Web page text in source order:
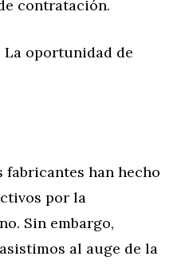
contratación.
La oportunidad de
han hecho
por la
Sin embargo,
al auge de la